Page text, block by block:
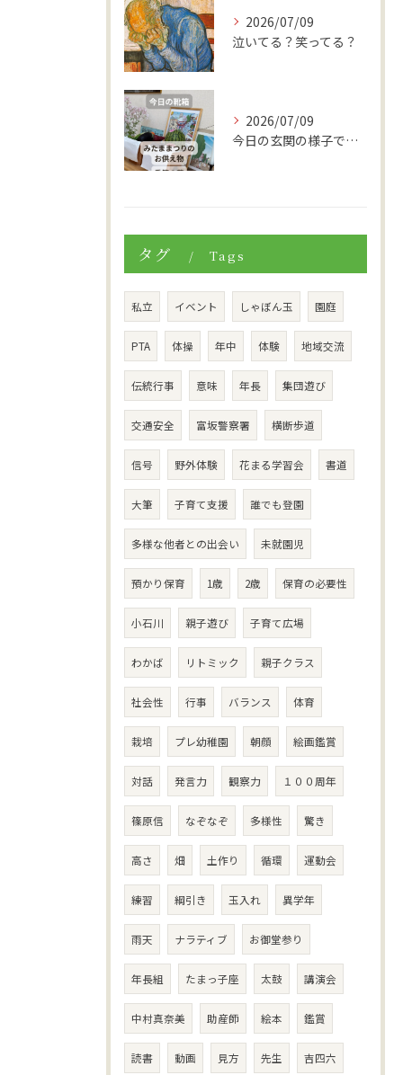
2026/07/09
泣いてる？笑ってる？
2026/07/09
今日の玄関の様子です。
タグ Tags
私立 イベント しゃぼん玉 園庭
PTA 体操 年中 体験 地域交流
伝統行事 意味 年長 集団遊び
交通安全 富坂警察署 横断歩道
信号 野外体験 花まる学習会 書道
大筆 子育て支援 誰でも登園
多様な他者との出会い 未就園児
預かり保育 1歳 2歳 保育の必要性
小石川 親子遊び 子育て広場
わかば リトミック 親子クラス
社会性 行事 バランス 体育
栽培 プレ幼稚園 朝顔 絵画鑑賞
対話 発言力 観察力 １００周年
篠原信 なぞなぞ 多様性 驚き
高さ 畑 土作り 循環 運動会
練習 綱引き 玉入れ 異学年
雨天 ナラティブ お御堂参り
年長組 たまっ子座 太鼓 講演会
中村真奈美 助産師 絵本 鑑賞
読書 動画 見方 先生 吉四六